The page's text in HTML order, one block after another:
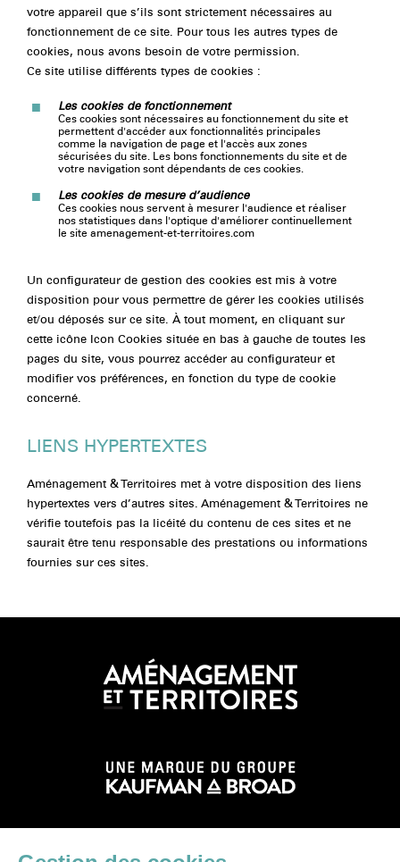
votre appareil que s’ils sont strictement nécessaires au
fonctionnement de ce site. Pour tous les autres types de
cookies, nous avons besoin de votre permission.
Ce site utilise différents types de cookies :
Les cookies de fonctionnement
Ces cookies sont nécessaires au fonctionnement du site et
permettent d'accéder aux fonctionnalités principales
comme la navigation de page et l'accès aux zones
sécurisées du site. Les bons fonctionnements du site et de
votre navigation sont dépendants de ces cookies.
Les cookies de mesure d’audience
Ces cookies nous servent à mesurer l'audience et réaliser
nos statistiques dans l'optique d'améliorer continuellement
le site amenagement-et-territoires.com
Un configurateur de gestion des cookies est mis à votre
disposition pour vous permettre de gérer les cookies utilisés
et/ou déposés sur ce site. À tout moment, en cliquant sur
cette icône Icon Cookies située en bas à gauche de toutes les
pages du site, vous pourrez accéder au configurateur et
modifier vos préférences, en fonction du type de cookie
concerné.
LIENS HYPERTEXTES
Aménagement & Territoires met à votre disposition des liens
hypertextes vers d’autres sites. Aménagement & Territoires ne
vérifie toutefois pas la licéité du contenu de ces sites et ne
saurait être tenu responsable des prestations ou informations
fournies sur ces sites.